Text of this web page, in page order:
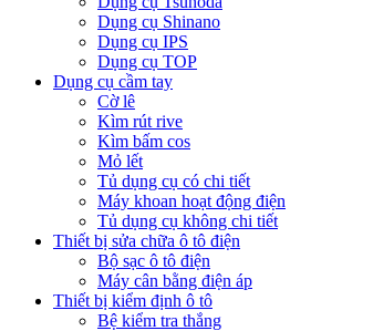
Dụng cụ Shinano
Dụng cụ IPS
Dụng cụ TOP
Dụng cụ cầm tay
Cờ lê
Kìm rút rive
Kìm bấm cos
Mỏ lết
Tủ dụng cụ có chi tiết
Máy khoan hoạt động điện
Tủ dụng cụ không chi tiết
Thiết bị sửa chữa ô tô điện
Bộ sạc ô tô điện
Máy cân bằng điện áp
Thiết bị kiểm định ô tô
Bệ kiểm tra thắng